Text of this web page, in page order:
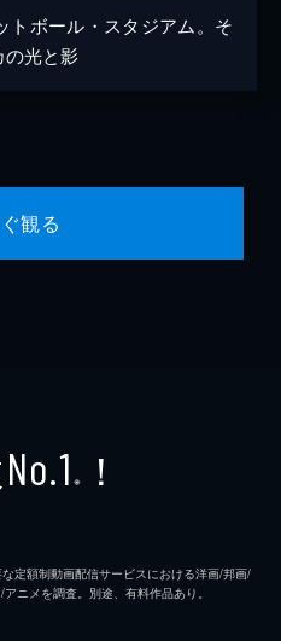
トボール・スタジアム。そ
の光と影
観る
No.1 ※ ！
定額制動画配信サービスにおける洋画/邦画/
ニメを調査。別途、有料作品あり。